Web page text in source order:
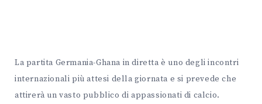
La partita Germania-Ghana in diretta è uno degli incontri
internazionali più attesi della giornata e si prevede che
attirerà un vasto pubblico di appassionati di calcio.